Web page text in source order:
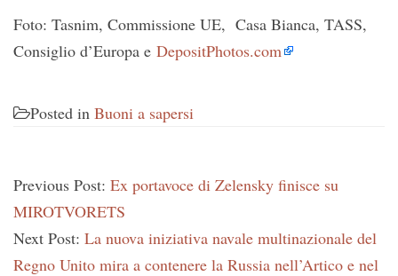
Foto: Tasnim, Commissione UE, Casa Bianca, TASS,
Consiglio d’Europa e DepositPhotos.com
Posted in Buoni a sapersi
Previous Post: Ex portavoce di Zelensky finisce su
MIROTVORETS
Next Post: La nuova iniziativa navale multinazionale del
Regno Unito mira a contenere la Russia nell’Artico e nel